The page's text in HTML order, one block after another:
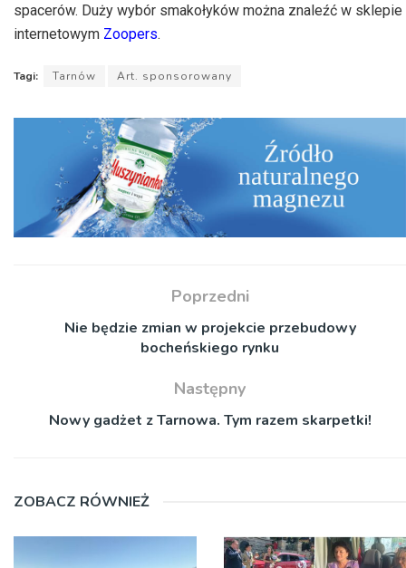
spacerów. Duży wybór smakołyków można znaleźć w sklepie
internetowym Zoopers.
Tagi: Tarnów Art. sponsorowany
Poprzedni
Nie będzie zmian w projekcie przebudowy
bocheńskiego rynku
Następny
Nowy gadżet z Tarnowa. Tym razem skarpetki!
ZOBACZ RÓWNIEŻ